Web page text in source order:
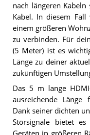
nach längeren
Kabel. In diesem
einem größeren
zu verbinden. Für
(5 Meter) ist es
Länge zu deiner
zukünftigen
Das 5 m lange
ausreichende Länge
Dank seiner dichten
Störsignale bietet